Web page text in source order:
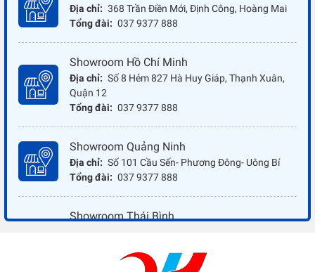
Địa chỉ: 368 Trần Điền Mới, Định Công, Hoàng Mai
Tổng đài: 037 9377 888
Showroom Hồ Chí Minh
Địa chỉ: Số 8 Hẻm 827 Hà Huy Giáp, Thạnh Xuân,
Quận 12
Tổng đài: 037 9377 888
Showroom Quảng Ninh
Địa chỉ: Số 101 Cầu Sến- Phương Đông- Uông Bí
Tổng đài: 037 9377 888
Showroom Thái Bình
037 9377 888